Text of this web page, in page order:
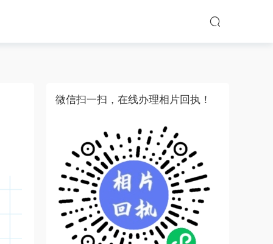
微信扫一扫，在线办理相片回执！